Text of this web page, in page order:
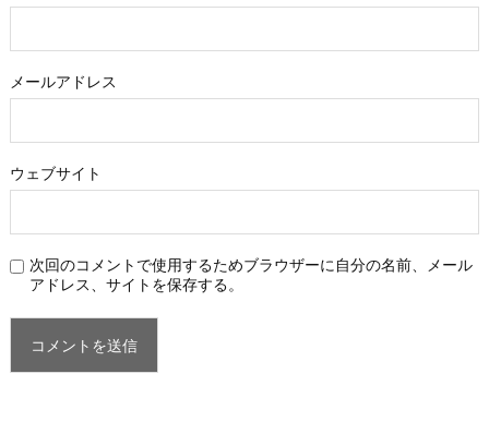
メールアドレス
ウェブサイト
次回のコメントで使用するためブラウザーに自分の名前、メール
アドレス、サイトを保存する。